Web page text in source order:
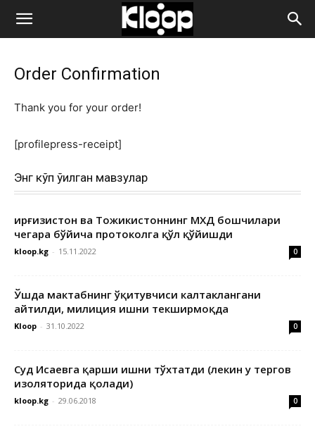
ҚИРҒИЗИСТОН
ЯНГИЛИКЛАРИ
Order Confirmation
Thank you for your order!
[profilepress-receipt]
Энг кўп ўқилган мавзулар
Қирғизистон ва Тожикистоннинг МХДҚ бошчилари
чегара бўйича протоколга қўл қўйишди
kloop.kg - 15.11.2022 0
Ўшда мактабнинг ўқитувчиси калтаклангани
айтилди, милиция ишни текширмоқда
Kloop - 31.10.2022 0
Суд Исаевга қарши ишни тўхтатди (лекин у тергов
изоляторида қолади)
kloop.kg - 29.06.2018 0